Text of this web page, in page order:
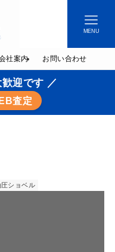
MENU
社案内 お問い合わせ
迎です ／
査定
圧ショベル